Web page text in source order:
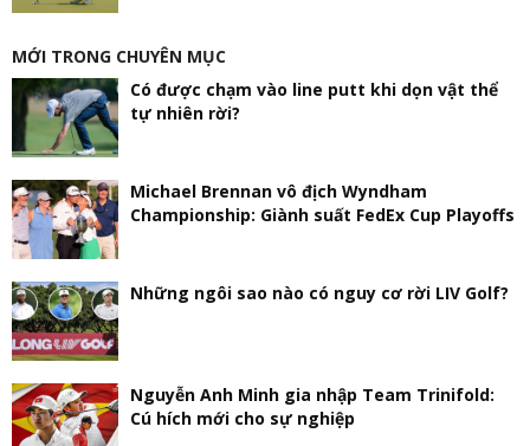
MỚI TRONG CHUYÊN MỤC
Có được chạm vào line putt khi dọn vật thể
tự nhiên rời?
Michael Brennan vô địch Wyndham
Championship: Giành suất FedEx Cup Playoffs
Những ngôi sao nào có nguy cơ rời LIV Golf?
Nguyễn Anh Minh gia nhập Team Trinifold:
Cú hích mới cho sự nghiệp